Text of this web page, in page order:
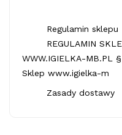
Regulamin sklepu
REGULAMIN
WWW.IGIELKA-MB.PL §
Sklep www.igielka-m
Zasady dostawy